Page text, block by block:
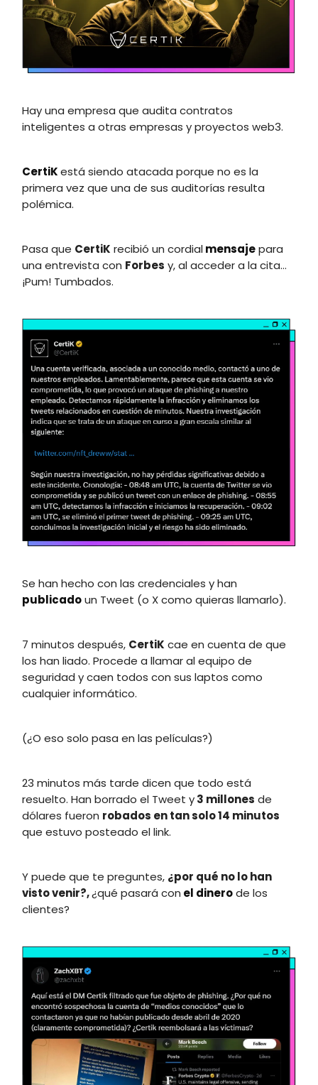
Hay una empresa que audita contratos
inteligentes a otras empresas y proyectos web3.
CertiKestá siendo atacada porque no es la
primera vez que una de sus auditorías resulta
polémica.
Pasa que CertiK recibió un cordialmensajepara
una entrevista con Forbes y, al acceder a la cita…
¡Pum! Tumbados.
Se han hecho con las credenciales y han
publicadoun Tweet (o X como quieras llamarlo).
7 minutos después, CertiK cae en cuenta de que
los han liado. Procede a llamar al equipo de
seguridad y caen todos con sus laptos como
cualquier informático.
(¿O eso solo pasa en las películas?)
23 minutos más tarde dicen que todo está
resuelto. Han borrado el Tweet y3 millones de
dólares fueron robados en tan solo 14 minutos
que estuvo posteado el link.
Y puede que te preguntes, ¿por qué no lo han
visto venir?,¿qué pasará con el dinerode los
clientes?